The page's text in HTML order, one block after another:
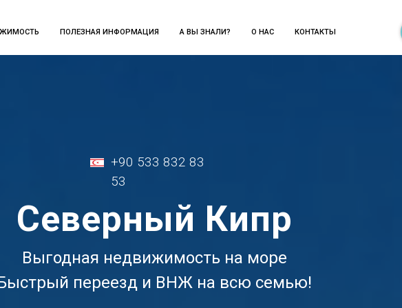
ПОЛЕЗНАЯ ИНФОРМАЦИЯ А ВЫ ЗНАЛИ? О НАС КОНТАКТЫ
Северный Кипр
Выгодная недвижимость на море
переезд и ВНЖ на всю семью!
+90 533 832 83
53